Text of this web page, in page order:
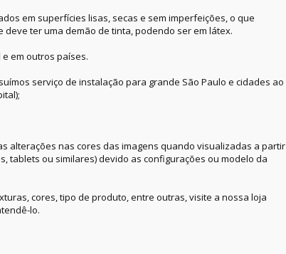
em superfícies lisas, secas e sem imperfeições, o que
ter uma demão de tinta, podendo ser em látex.
em outros países.
serviço de instalação para grande São Paulo e cidades ao
alterações nas cores das imagens quando visualizadas a partir
tablets ou similares) devido as configurações ou modelo da
cores, tipo de produto, entre outras, visite a nossa loja
lo.